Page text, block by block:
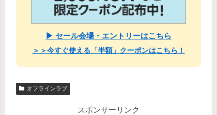
▶ セール会場・エントリーはこちら
＞＞今すぐ使える「半額」クーポンはこちら！
オフラインラブ
スポンサーリンク